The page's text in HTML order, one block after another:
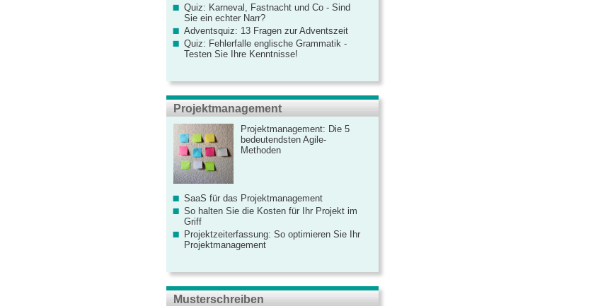
Quiz: Karneval, Fastnacht und Co - Sind
Sie ein echter Narr?
Adventsquiz: 13 Fragen zur Adventszeit
Quiz: Fehlerfalle englische Grammatik -
Testen Sie Ihre Kenntnisse!
Projektmanagement
Projektmanagement: Die 5
bedeutendsten Agile-
Methoden
SaaS für das Projektmanagement
So halten Sie die Kosten für Ihr Projekt im
Griff
Projektzeiterfassung: So optimieren Sie Ihr
Projektmanagement
Musterschreiben